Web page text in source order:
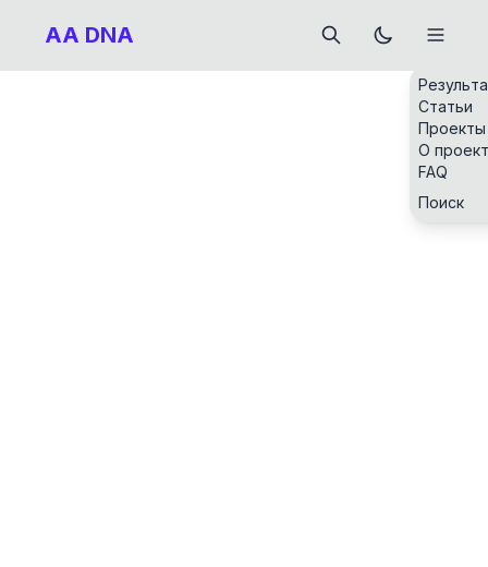
AA DNA
Статьи
Проекты
О
FAQ
Поиск